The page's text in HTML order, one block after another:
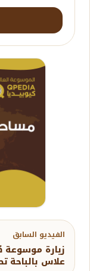
الفيديو السابق
زيارة موسوعة
علاس بالباحة